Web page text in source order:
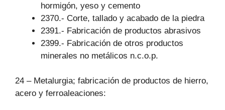
hormigón, yeso y cemento
2370.- Corte, tallado y acabado de la piedra
2391.- Fabricación de productos abrasivos
2399.- Fabricación de otros productos
minerales no metálicos n.c.o.p.
24 – Metalurgia; fabricación de productos de hierro,
acero y ferroaleaciones: